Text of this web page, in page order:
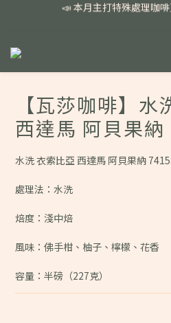
📣 本月主打特殊處理咖
📣 本月主打特殊處理咖
📣 本月主打特殊處理咖啡
【瓦莎咖啡】水
西達馬 阿貝果
水洗 衣索比亞 西達馬 阿貝果納
處理法：水洗
焙度：淺中焙
風味：佛手柑、柚子、檸檬、花香
容量：半磅（227克）